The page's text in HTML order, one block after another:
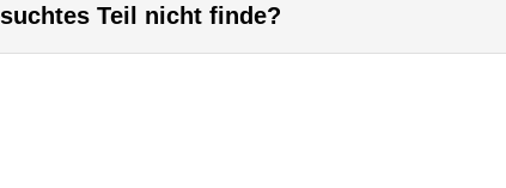
Teil nicht finde?